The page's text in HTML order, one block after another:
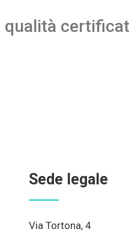
Sede legale
Via Tortona, 4